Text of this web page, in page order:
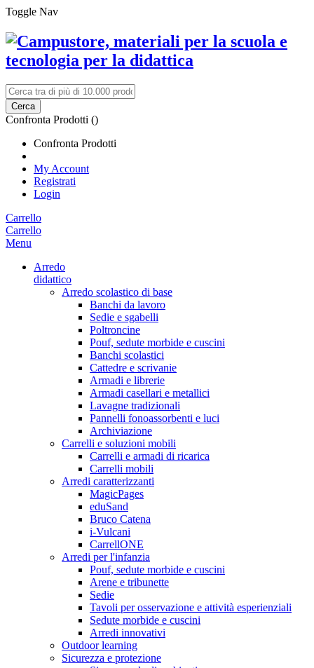
Toggle Nav
Cerca
Confronta Prodotti ()
Confronta Prodotti
My Account
Registrati
Login
Carrello
Carrello
Menu
Arredo
didattico
Arredo scolastico di base
Banchi da lavoro
Sedie e sgabelli
Poltroncine
Pouf, sedute morbide e cuscini
Banchi scolastici
Cattedre e scrivanie
Armadi e librerie
Armadi casellari e metallici
Lavagne tradizionali
Pannelli fonoassorbenti e luci
Archiviazione
Carrelli e soluzioni mobili
Carrelli e armadi di ricarica
Carrelli mobili
Arredi caratterizzanti
MagicPages
eduSand
Bruco Catena
i-Vulcani
CarrellONE
Arredi per l'infanzia
Pouf, sedute morbide e cuscini
Arene e tribunette
Sedie
Tavoli per osservazione e attività esperienziali
Sedute morbide e cuscini
Arredi innovativi
Outdoor learning
Sicurezza e protezione